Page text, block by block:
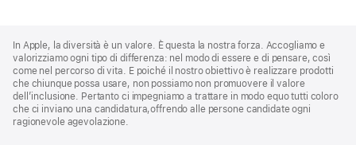
Footer
In Apple, la diversità è un valore. È questa la nostra forza. Accogliamo e
valorizziamo ogni tipo di differenza: nel modo di essere e di pensare, così
come nel percorso di vita. E poiché il nostro obiettivo è realizzare prodotti
che chiunque possa usare, non possiamo non promuovere il valore
dell’inclusione. Pertanto ci impegniamo a trattare in modo equo tutti coloro
che ci inviano una candidatura,offrendo alle persone candidate ogni
ragionevole agevolazione.